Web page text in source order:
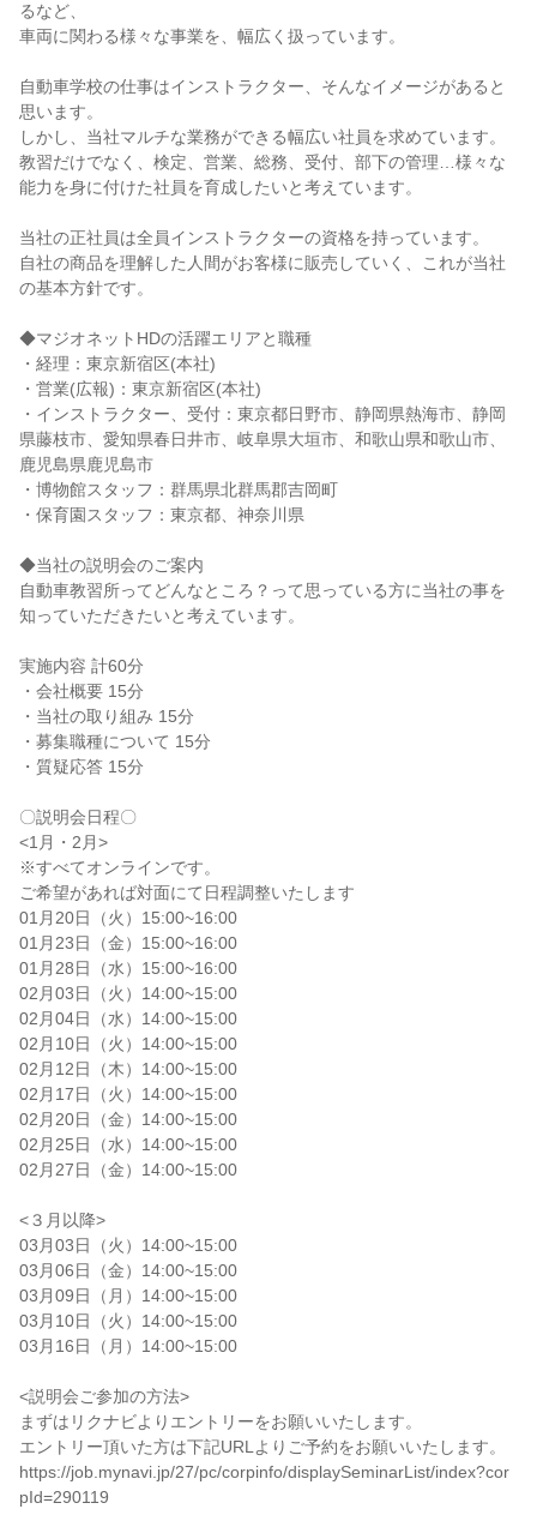
るなど、
車両に関わる様々な事業を、幅広く扱っています。
自動車学校の仕事はインストラクター、そんなイメージがあると
思います。
しかし、当社マルチな業務ができる幅広い社員を求めています。
教習だけでなく、検定、営業、総務、受付、部下の管理…様々な
能力を身に付けた社員を育成したいと考えています。
当社の正社員は全員インストラクターの資格を持っています。
自社の商品を理解した人間がお客様に販売していく、これが当社
の基本方針です。
◆マジオネットHDの活躍エリアと職種
・経理：東京新宿区(本社)
・営業(広報)：東京新宿区(本社)
・インストラクター、受付：東京都日野市、静岡県熱海市、静岡
県藤枝市、愛知県春日井市、岐阜県大垣市、和歌山県和歌山市、
鹿児島県鹿児島市
・博物館スタッフ：群馬県北群馬郡吉岡町
・保育園スタッフ：東京都、神奈川県
◆当社の説明会のご案内
自動車教習所ってどんなところ？って思っている方に当社の事を
知っていただきたいと考えています。
実施内容 計60分
・会社概要 15分
・当社の取り組み 15分
・募集職種について 15分
・質疑応答 15分
〇説明会日程〇
<1月・2月>
※すべてオンラインです。
ご希望があれば対面にて日程調整いたします
01月20日（火）15:00~16:00
01月23日（金）15:00~16:00
01月28日（水）15:00~16:00
02月03日（火）14:00~15:00
02月04日（水）14:00~15:00
02月10日（火）14:00~15:00
02月12日（木）14:00~15:00
02月17日（火）14:00~15:00
02月20日（金）14:00~15:00
02月25日（水）14:00~15:00
02月27日（金）14:00~15:00
<３月以降>
03月03日（火）14:00~15:00
03月06日（金）14:00~15:00
03月09日（月）14:00~15:00
03月10日（火）14:00~15:00
03月16日（月）14:00~15:00
<説明会ご参加の方法>
まずはリクナビよりエントリーをお願いいたします。
エントリー頂いた方は下記URLよりご予約をお願いいたします。
https://job.mynavi.jp/27/pc/corpinfo/displaySeminarList/index?cor
pId=290119